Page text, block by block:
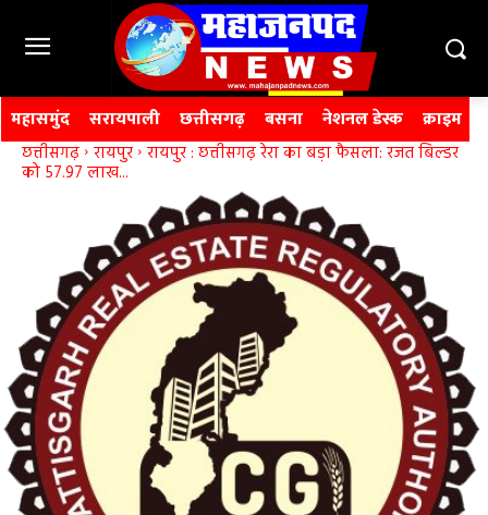
महासमुंद सरायपाली छत्तीसगढ़ बसना नेशनल डेस्क क्राइम
छत्तीसगढ़ रायपुर रायपुर : छत्तीसगढ़ रेरा का बड़ा फैसला: रजत बिल्डर
को 57.97 लाख...